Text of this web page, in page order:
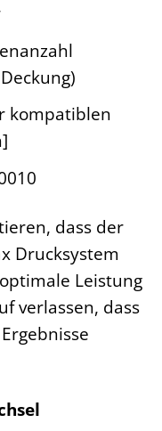
kompatiblen
dass der
Drucksystem
Leistung
verlassen, dass